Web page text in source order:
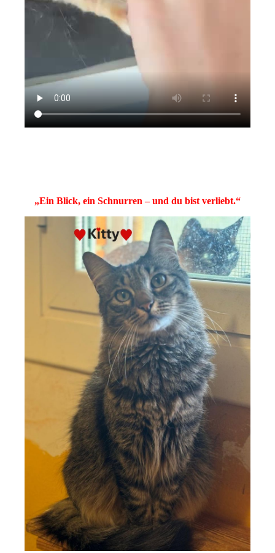
„Ein Blick, ein Schnurren – und du bist verliebt.“